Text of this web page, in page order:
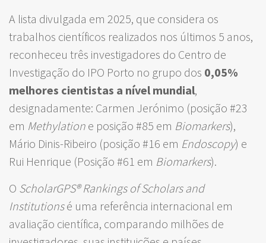
A lista divulgada em 2025, que considera os
trabalhos científicos realizados nos últimos 5 anos,
reconheceu três investigadores do Centro de
Investigação do IPO Porto no grupo dos 0,05%
melhores cientistas a nível mundial,
designadamente: Carmen Jerónimo (posição #23
em Methylation e posição #85 em Biomarkers),
Mário Dinis-Ribeiro (posição #16 em Endoscopy) e
Rui Henrique (Posição #61 em Biomarkers).
O ScholarGPS® Rankings of Scholars and
Institutionsé uma referência internacional em
avaliação científica, comparando milhões de